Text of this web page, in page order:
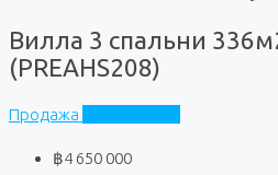
Вилла 3 спальни
(PREAHS208)
Продажа
฿4 650 000